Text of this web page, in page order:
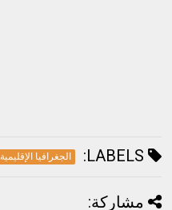
الجغرافيا الإقليمية
مشاركة: